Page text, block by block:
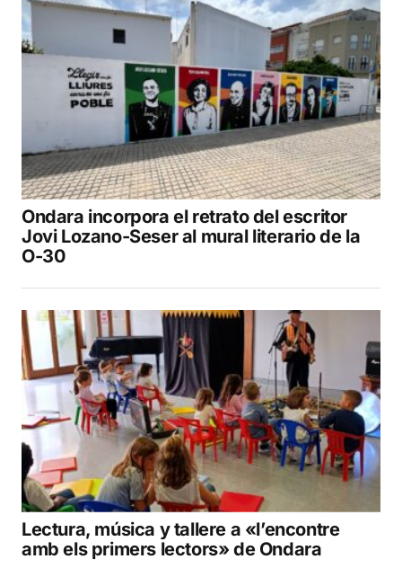
Ondara incorpora el retrato del escritor
Jovi Lozano-Seser al mural literario de la
O-30
Lectura, música y tallere a «l’encontre
amb els primers lectors» de Ondara